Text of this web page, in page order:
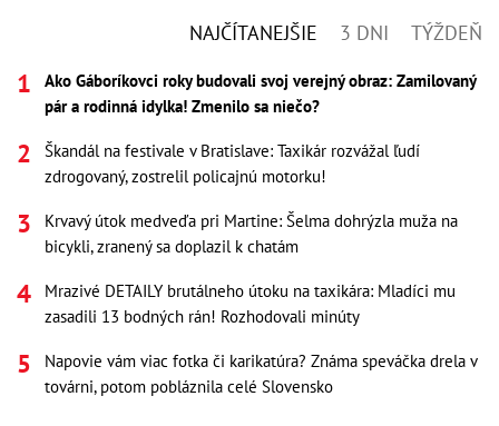
NAJČÍTANEJŠIE 3 DNI TÝŽDEŇ
Ako Gáboríkovci roky budovali svoj verejný obraz: Zamilovaný
pár a rodinná idylka! Zmenilo sa niečo?
Škandál na festivale v Bratislave: Taxikár rozvážal ľudí
zdrogovaný, zostrelil policajnú motorku!
Krvavý útok medveďa pri Martine: Šelma dohrýzla muža na
bicykli, zranený sa doplazil k chatám
Mrazivé DETAILY brutálneho útoku na taxikára: Mladíci mu
zasadili 13 bodných rán! Rozhodovali minúty
Napovie vám viac fotka či karikatúra? Známa speváčka drela v
továrni, potom pobláznila celé Slovensko